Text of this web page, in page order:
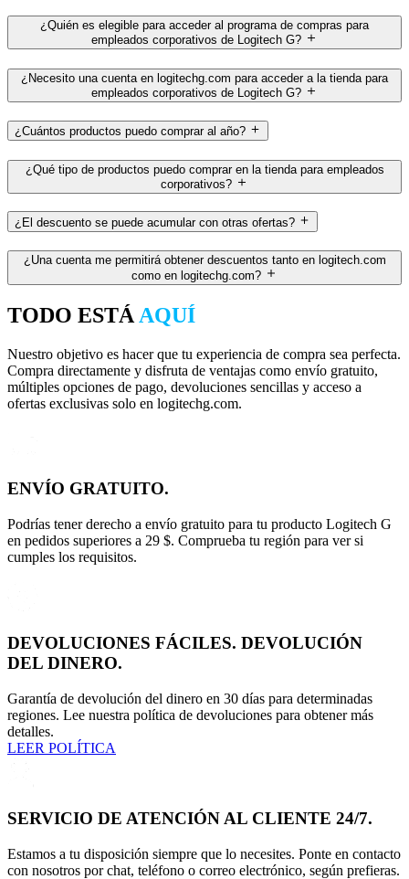
¿Quién es elegible para acceder al programa de compras para
empleados corporativos de Logitech G?
¿Necesito una cuenta en logitechg.com para acceder a la tienda para
empleados corporativos de Logitech G?
¿Cuántos productos puedo comprar al año?
¿Qué tipo de productos puedo comprar en la tienda para empleados
corporativos?
¿El descuento se puede acumular con otras ofertas?
¿Una cuenta me permitirá obtener descuentos tanto en logitech.com
como en logitechg.com?
TODO ESTÁ AQUÍ
Nuestro objetivo es hacer que tu experiencia de compra sea perfecta.
Compra directamente y disfruta de ventajas como envío gratuito,
múltiples opciones de pago, devoluciones sencillas y acceso a
ofertas exclusivas solo en logitechg.com.
ENVÍO GRATUITO.
Podrías tener derecho a envío gratuito para tu producto Logitech G
en pedidos superiores a 29 $. Comprueba tu región para ver si
cumples los requisitos.
DEVOLUCIONES FÁCILES. DEVOLUCIÓN
DEL DINERO.
Garantía de devolución del dinero en 30 días para determinadas
regiones. Lee nuestra política de devoluciones para obtener más
detalles.
LEER POLÍTICA
SERVICIO DE ATENCIÓN AL CLIENTE 24/7.
Estamos a tu disposición siempre que lo necesites. Ponte en contacto
con nosotros por chat, teléfono o correo electrónico, según prefieras.